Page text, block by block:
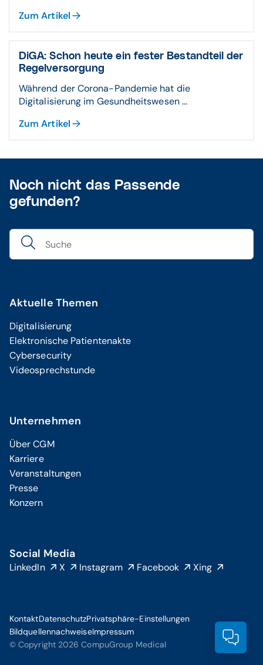
Zum Artikel
DiGA: Schon heute ein fester Bestandteil der
Regelversorgung
Während der Corona-Pandemie hat die
Digitalisierung im Gesundheitswesen ...
Zum Artikel
Noch nicht das Passende
gefunden?
Aktuelle Themen
Digitalisierung
Elektronische Patientenakte
Cybersecurity
Videosprechstunde
Unternehmen
Über CGM
Karriere
Veranstaltungen
Presse
Konzern
Social Media
LinkedIn X Instagram Facebook Xing
© Copyright 2026 CompuGroup Medical
KontaktDatenschutzPrivatsphäre-Einstellungen
BildquellennachweiseImpressum